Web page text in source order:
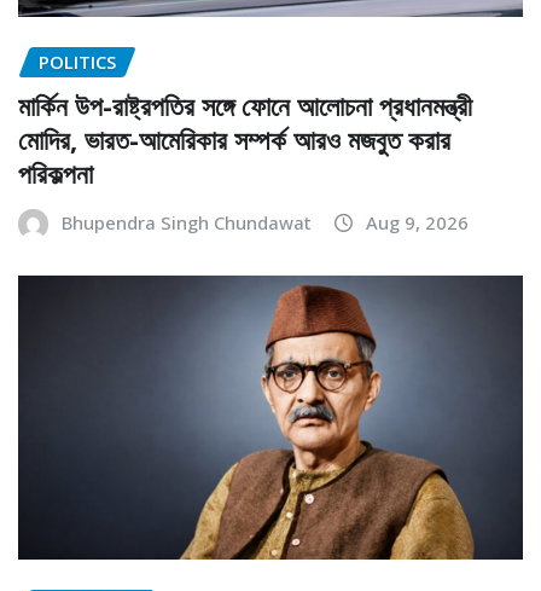
POLITICS
মার্কিন উপ-রাষ্ট্রপতির সঙ্গে ফোনে আলোচনা প্রধানমন্ত্রী
মোদির, ভারত-আমেরিকার সম্পর্ক আরও মজবুত করার
পরিকল্পনা
Bhupendra Singh Chundawat Aug 9, 2026